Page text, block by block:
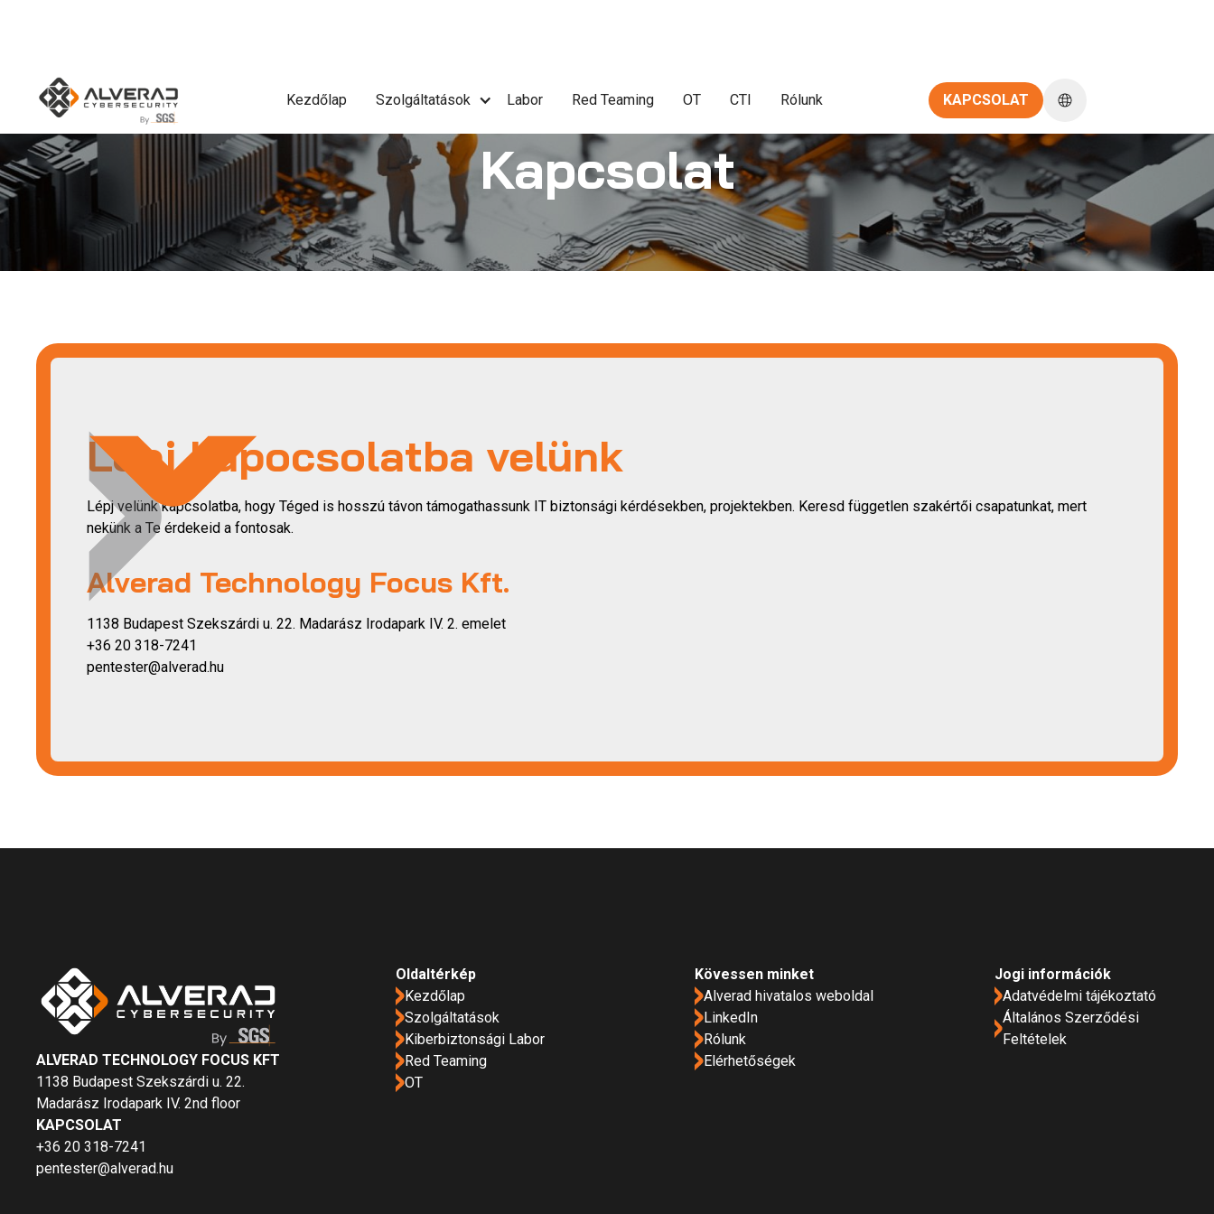
Kezdőlap Szolgáltatások Labor Red Teaming OT CTI Rólunk KAPCSOLAT
Kapcsolat
Lépj kapocsolatba velünk
Lépj velünk kapcsolatba, hogy Téged is hosszú távon támogathassunk IT biztonsági kérdésekben, projektekben. Keresd független szakértői csapatunkat, mert
nekünk a Te érdekeid a fontosak.
Alverad Technology Focus Kft.
1138 Budapest Szekszárdi u. 22. Madarász Irodapark IV. 2. emelet
+36 20 318-7241
pentester@alverad.hu
ALVERAD TECHNOLOGY FOCUS KFT
1138 Budapest Szekszárdi u. 22.
Madarász Irodapark IV. 2nd floor
KAPCSOLAT
+36 20 318-7241
pentester@alverad.hu
Oldaltérkép
Kezdőlap
Szolgáltatások
Kiberbiztonsági Labor
Red Teaming
OT
Kövessen minket
Alverad hivatalos weboldal
LinkedIn
Rólunk
Elérhetőségek
Jogi információk
Adatvédelmi tájékoztató
Általános Szerződési
Feltételek